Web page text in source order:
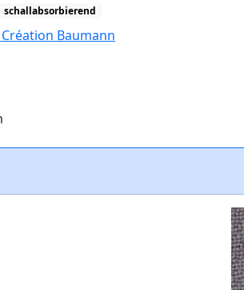
schallabsorbierend
Baumann